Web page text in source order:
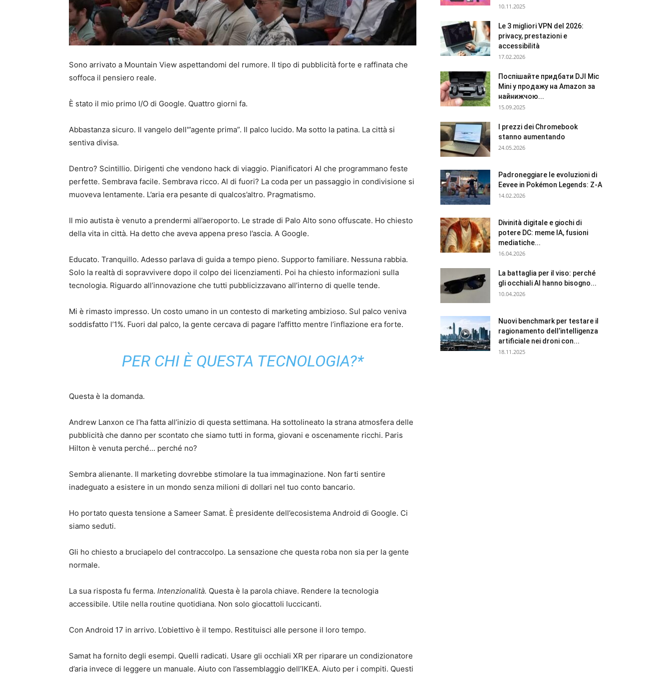
Sono arrivato a Mountain View aspettandomi del rumore. Il tipo di pubblicità forte e raffinata che
soffoca il pensiero reale.
È stato il mio primo I/O di Google. Quattro giorni fa.
Abbastanza sicuro. Il vangelo dell'”agente prima”. Il palco lucido. Ma sotto la patina. La città si
sentiva divisa.
Dentro? Scintillio. Dirigenti che vendono hack di viaggio. Pianificatori AI che programmano feste
perfette. Sembrava facile. Sembrava ricco. Al di fuori? La coda per un passaggio in condivisione si
muoveva lentamente. L’aria era pesante di qualcos’altro. Pragmatismo.
Il mio autista è venuto a prendermi all’aeroporto. Le strade di Palo Alto sono offuscate. Ho chiesto
della vita in città. Ha detto che aveva appena preso l’ascia. A Google.
Educato. Tranquillo. Adesso parlava di guida a tempo pieno. Supporto familiare. Nessuna rabbia.
Solo la realtà di sopravvivere dopo il colpo dei licenziamenti. Poi ha chiesto informazioni sulla
tecnologia. Riguardo all’innovazione che tutti pubblicizzavano all’interno di quelle tende.
Mi è rimasto impresso. Un costo umano in un contesto di marketing ambizioso. Sul palco veniva
soddisfatto l’1%. Fuori dal palco, la gente cercava di pagare l’affitto mentre l’inflazione era forte.
PER CHI È QUESTA TECNOLOGIA?*
Questa è la domanda.
Andrew Lanxon ce l’ha fatta all’inizio di questa settimana. Ha sottolineato la strana atmosfera delle
pubblicità che danno per scontato che siamo tutti in forma, giovani e oscenamente ricchi. Paris
Hilton è venuta perché… perché no?
Sembra alienante. Il marketing dovrebbe stimolare la tua immaginazione. Non farti sentire
inadeguato a esistere in un mondo senza milioni di dollari nel tuo conto bancario.
Ho portato questa tensione a Sameer Samat. È presidente dell’ecosistema Android di Google. Ci
siamo seduti.
Gli ho chiesto a bruciapelo del contraccolpo. La sensazione che questa roba non sia per la gente
normale.
La sua risposta fu ferma. Intenzionalità. Questa è la parola chiave. Rendere la tecnologia
accessibile. Utile nella routine quotidiana. Non solo giocattoli luccicanti.
Con Android 17 in arrivo. L’obiettivo è il tempo. Restituisci alle persone il loro tempo.
Samat ha fornito degli esempi. Quelli radicati. Usare gli occhiali XR per riparare un condizionatore
d’aria invece di leggere un manuale. Aiuto con l’assemblaggio dell’IKEA. Aiuto per i compiti. Questi
10.11.2025
Le 3 migliori VPN del 2026:
privacy, prestazioni e
accessibilità
17.02.2026
Поспішайте придбати DJI Mic
Mini у продажу на Amazon за
найнижчою...
15.09.2025
I prezzi dei Chromebook
stanno aumentando
24.05.2026
Padroneggiare le evoluzioni di
Eevee in Pokémon Legends: Z-A
14.02.2026
Divinità digitale e giochi di
potere DC: meme IA, fusioni
mediatiche...
16.04.2026
La battaglia per il viso: perché
gli occhiali AI hanno bisogno...
10.04.2026
Nuovi benchmark per testare il
ragionamento dell’intelligenza
artificiale nei droni con...
18.11.2025